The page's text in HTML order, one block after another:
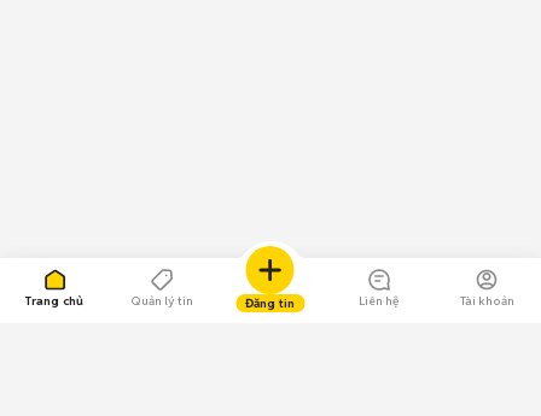
Trang chủ Quản lý tin Đăng tin Liên hệ Tài khoản